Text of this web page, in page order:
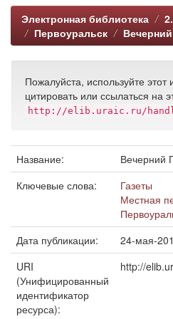
Электронная библиотека
Первоуральск
Пожалуйста, используйте
цитировать или ссылаться на
http://elib.uraic.ru/
Название:
Вечерний
Ключевые слова:
Газеты
Местная
Дата публикации:
24-мая-
URI
(Унифицированный
идентификатор
ресурса):
http://